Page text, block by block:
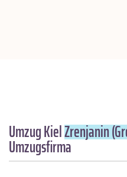
Umzug KielZrenjanin
Umzugsfirma